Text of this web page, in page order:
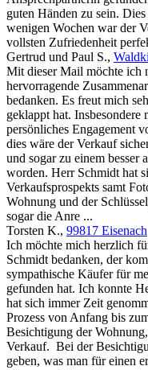
guten Händen zu sein.
wenigen Wochen war der
vollsten Zufriedenheit
Gertrud und Paul S.,
Mit dieser Mail möchte ich
hervorragende
bedanken. Es freut mich
geklappt hat. Insbesondere
persönliches Engagement
dies wäre der Verkauf
und sogar zu einem besser
worden. Herr Schmidt hat
Verkaufsprospekts samt
Wohnung und der
sogar die Anre ...
Torsten K., 99817 Eisenach
Ich möchte mich herzlich
Schmidt bedanken, der
sympathische Käufer für
gefunden hat. Ich konnte
hat sich immer Zeit
Prozess von Anfang bis
Besichtigung der
Verkauf. Bei der
geben, was man für einen